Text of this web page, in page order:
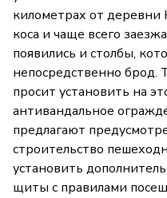
километрах от деревни
коса и чаще всего
появились и столбы,
непосредственно
просит установить на
антивандальное
предлагают
строительство
установить
щиты с правилами